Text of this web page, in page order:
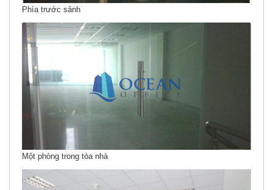
Phía trước sảnh
Một phòng trong tòa nhà